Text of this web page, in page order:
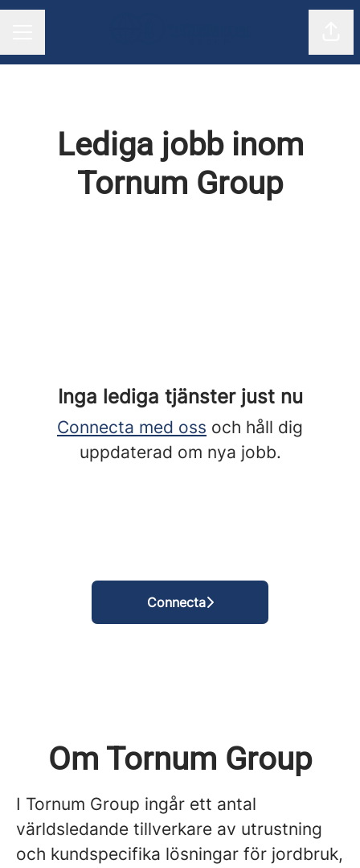
Lediga jobb inom
Tornum Group
Inga lediga tjänster just nu
Connecta med oss och håll dig
uppdaterad om nya jobb.
Connecta
Om Tornum Group
I Tornum Group ingår ett antal
världsledande tillverkare av utrustning
och kundspecifika lösningar för jordbruk,